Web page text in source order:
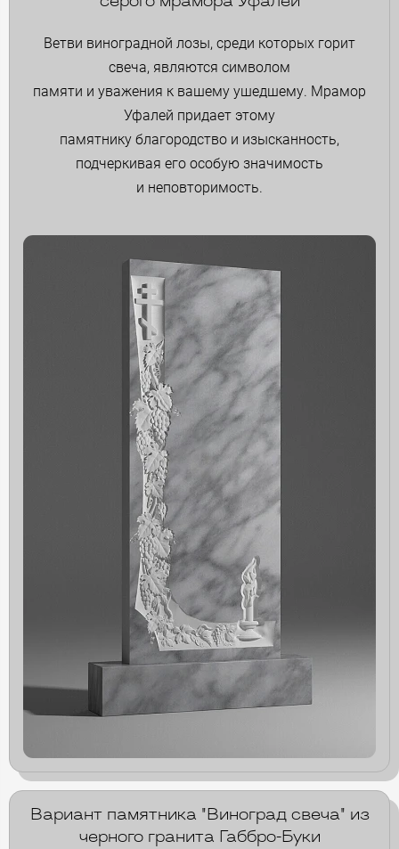
Ветви виноградной лозы, среди которых горит
свеча, являются символом
памяти и уважения к вашему ушедшему. Мрамор
Уфалей придает этому
памятнику благородство и изысканность,
подчеркивая его особую значимость
и неповторимость.
Вариант памятника "Виноград свеча" из
черного гранита Габбро-Буки